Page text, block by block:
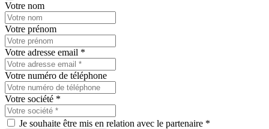
Votre nom
Votre prénom
Votre adresse email *
Votre numéro de téléphone
Votre société *
Je souhaite être mis en relation avec le partenaire *